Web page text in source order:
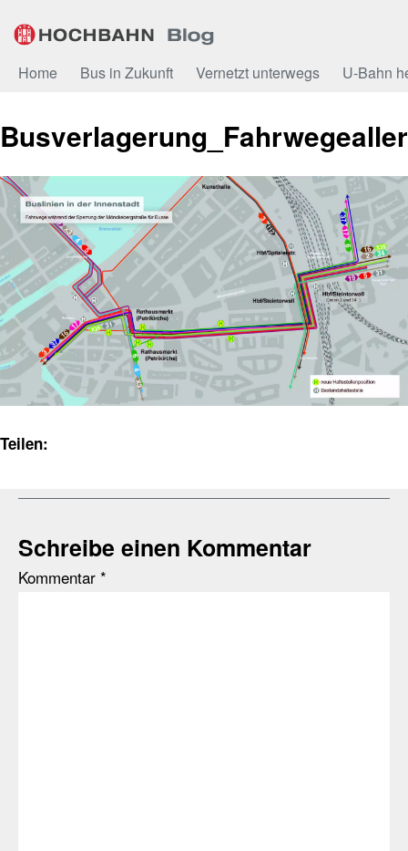
Inhalt
Home Bus in Zukunft Vernetzt unterwegs U-Bahn
Teilen:
Schreibe einen Kommentar
Kommentar *